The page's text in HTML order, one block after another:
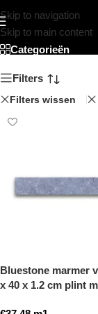
Skip to navigation
Skip to main content
Categorieën
Filters
Filters wissen
Bluestone marmer
x 40 x 1.2 cm plint